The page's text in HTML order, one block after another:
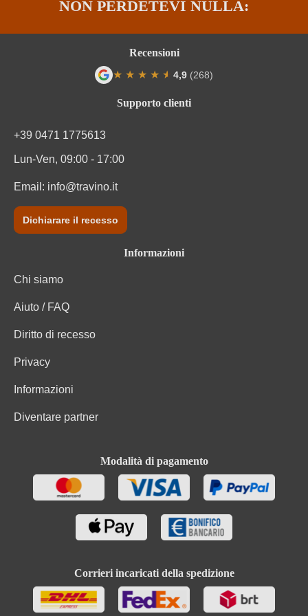
NON PERDETEVI NULLA:
Supporto clienti
+39 0471 1775613
Lun-Ven, 09:00 - 17:00
Email: info@travino.it
Dichiarare il recesso
Informazioni
Chi siamo
Aiuto / FAQ
Diritto di recesso
Privacy
Informazioni
Diventare partner
Modalità di pagamento
Corrieri incaricati della spedizione
Recensioni
★ ★ ★ ★ ★
★ 4,9 (268)